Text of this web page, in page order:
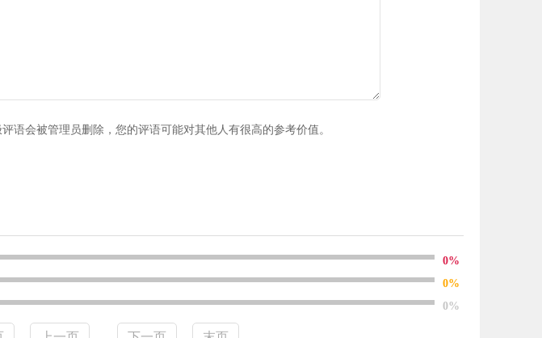
语会被管理员删除，您的评语可能对其他人有很高的参考价值。
0%
0%
0%